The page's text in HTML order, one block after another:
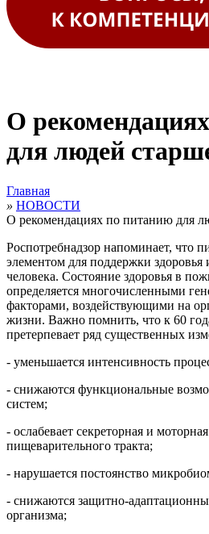
О
для людей
Главная
» НОВОСТИ
О рекомендациях по питанию для
Роспотребнадзор напоминает, что
элементом для поддержки
человека. Состояние здоровья в
определяется многочисленными
факторами, воздействующими на
жизни. Важно помнить, что к 60
претерпевает ряд существенных
- уменьшается интенсивность
- снижаются функциональные
систем;
- ослабевает секреторная и
пищеварительного тракта;
- нарушается постоянство
- снижаются защитно-
организма;